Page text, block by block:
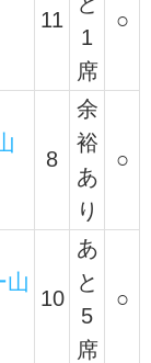
11
1
席
○
8
余
裕
あ
り
○
山
10
あ
と
5
席
○